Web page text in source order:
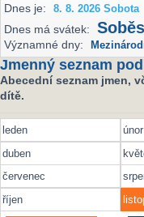
Dnes je:
8. 8. 2026 Sobota
Dnes má svátek:
Významné dny:
Jmenný seznam
Abecední seznam jmen,
dítě.
leden únor
duben
červenec
říjen